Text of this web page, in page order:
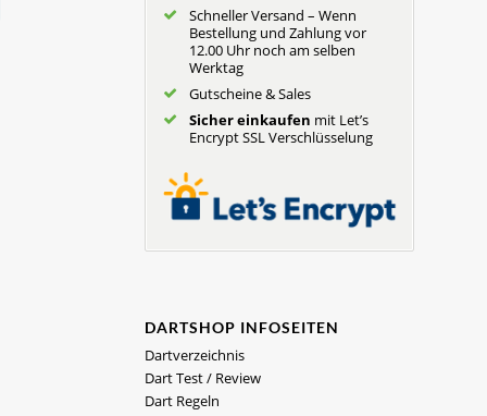
Schneller Versand – Wenn
Bestellung und Zahlung vor
12.00 Uhr noch am selben
Werktag
Gutscheine & Sales
Sicher einkaufen mit Let’s
Encrypt SSL Verschlüsselung
DARTSHOP INFOSEITEN
Dartverzeichnis
Dart Test / Review
Dart Regeln